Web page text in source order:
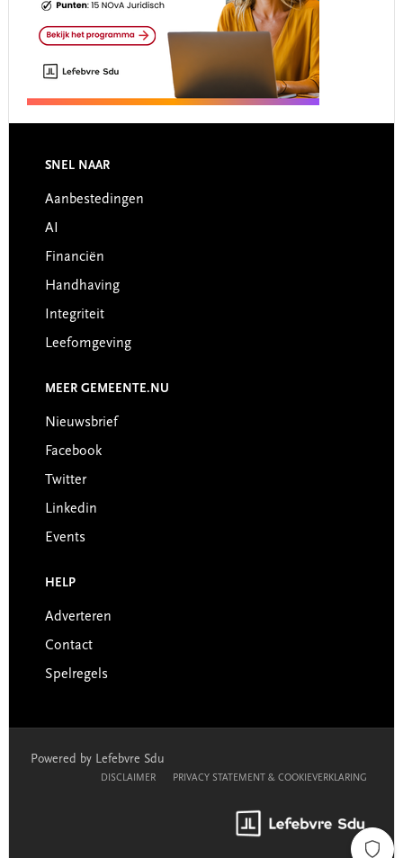
Footer
SNEL NAAR
Aanbestedingen
AI
Financiën
Handhaving
Integriteit
Leefomgeving
MEER GEMEENTE.NU
Nieuwsbrief
Facebook
Twitter
Linkedin
Events
HELP
Adverteren
Contact
Spelregels
Powered by Lefebvre Sdu
DISCLAIMER PRIVACY STATEMENT & COOKIEVERKLARING